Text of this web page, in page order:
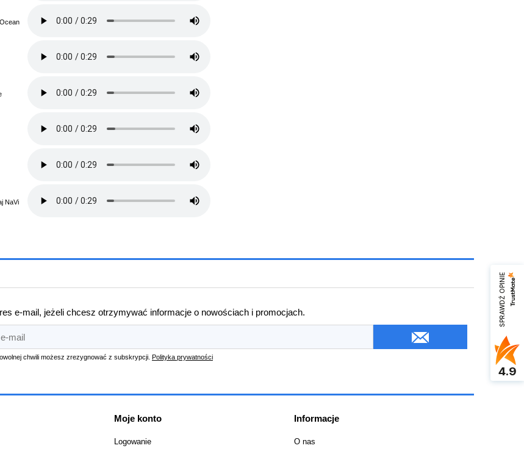
NaVi
e-mail, jeżeli chcesz otrzymywać informacje o nowościach i promocjach.
chwili możesz zrezygnować z subskrypcji. Polityka prywatności
Moje konto
Logowanie
Informacje
O nas
SPRAWDŹ OPINIE
4.9